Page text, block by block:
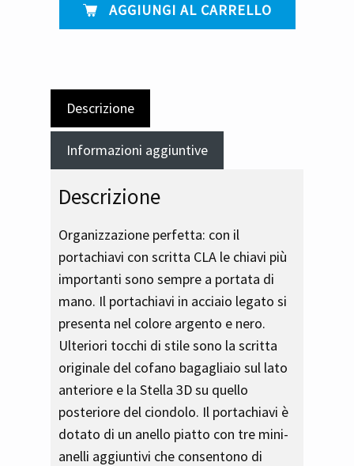
​ AGGIUNGI AL CARRELLO
Descrizione
Informazioni aggiuntive
Descrizione
Organizzazione perfetta: con il
portachiavi con scritta CLA le chiavi più
importanti sono sempre a portata di
mano. Il portachiavi in acciaio legato si
presenta nel colore argento e nero.
Ulteriori tocchi di stile sono la scritta
originale del cofano bagagliaio sul lato
anteriore e la Stella 3D su quello
posteriore del ciondolo. Il portachiavi è
dotato di un anello piatto con tre mini-
anelli aggiuntivi che consentono di